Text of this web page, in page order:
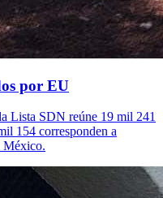
por EU
Lista SDN reúne 19 mil 241
154 corresponden a
México.